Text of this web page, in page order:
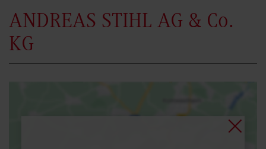
ANDREAS STIHL AG & Co.
KG